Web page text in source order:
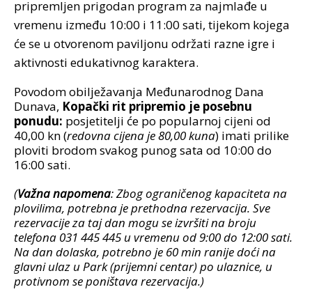
pripremljen prigodan program za najmlađe u
vremenu između 10:00 i 11:00 sati, tijekom kojega
će se u otvorenom paviljonu održati razne igre i
aktivnosti edukativnog karaktera.
Povodom obilježavanja Međunarodnog Dana
Dunava, Kopački rit pripremio je posebnu
ponudu: posjetitelji će po popularnoj cijeni od
40,00 kn (redovna cijena je 80,00 kuna) imati prilike
ploviti brodom svakog punog sata od 10:00 do
16:00 sati.
(Važna napomena: Zbog ograničenog kapaciteta na
plovilima, potrebna je prethodna rezervacija. Sve
rezervacije za taj dan mogu se izvršiti na broju
telefona 031 445 445 u vremenu od 9:00 do 12:00 sati.
Na dan dolaska, potrebno je 60 min ranije doći na
glavni ulaz u Park (prijemni centar) po ulaznice, u
protivnom se poništava rezervacija.)